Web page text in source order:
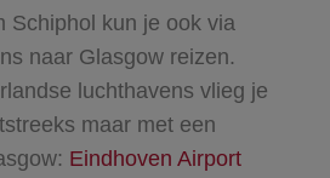
Schiphol kun je ook via
naar Glasgow reizen.
luchthavens vlieg je
maar met een
Eindhoven Airport